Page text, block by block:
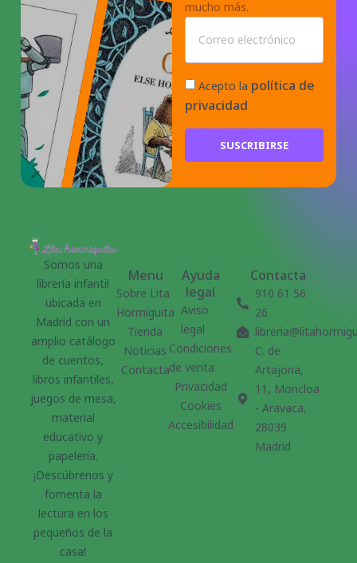
mucho más.
Acepto la política de
privacidad
SUSCRIBIRSE
Somos una
librería infantil
ubicada en
Madrid con un
amplio catálogo
de cuentos,
libros infantiles,
juegos de mesa,
material
educativo y
papelería.
¡Descúbrenos y
fomenta la
lectura en los
pequeños de la
casa!
Menu
Sobre Lita
Hormiguita
Tienda
Noticias
Contacta
Ayuda
legal
Aviso
legal
Condiciones
de venta
Privacidad
Cookies
Accesibilidad
Contacta
910 61 56
26
C. de
Artajona,
11, Moncloa
- Aravaca,
28039
Madrid